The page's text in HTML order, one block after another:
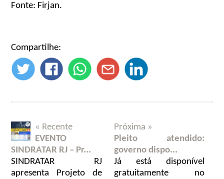
Fonte: Firjan.
Compartilhe:
« Recente
EVENTO
SINDRATAR RJ – Pr...
SINDRATAR RJ
apresenta Projeto de
Próxima »
Pleito atendido:
governo dispo...
Já está disponível
gratuitamente no